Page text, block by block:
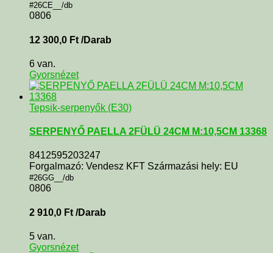
#26CE__/db
0806
12 300,0 Ft /Darab
6 van.
Gyorsnézet
Tepsik-serpenyők (E30)
SERPENYŐ PAELLA 2FÜLÜ 24CM M:10,5CM 13368
8412595203247
Forgalmazó: Vendesz KFT Származási hely: EU
#26GG__/db
0806
2 910,0 Ft /Darab
5 van.
Gyorsnézet